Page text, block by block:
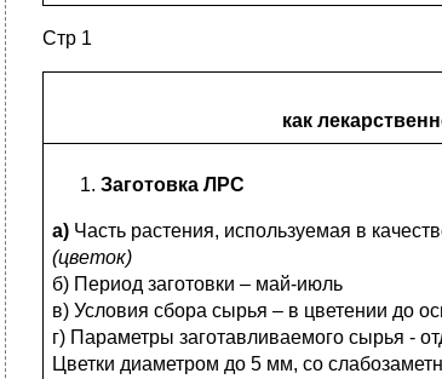
Стр 1
как
Заготовка ЛРС
а) Часть растения, используемая в
(цветок)
б) Период заготовки – май-июль
в) Условия сбора сырья – в цветении до
г) Параметры заготавливаемого сырья -
Цветки диаметром до 5 мм, со